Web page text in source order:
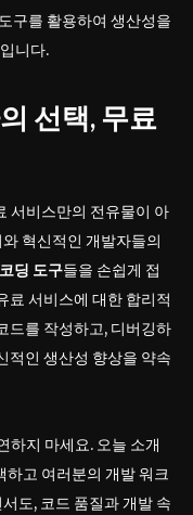
구를 활용하여 생산성을
니다.
선택, 무료
서비스만의 전유물이 아
혁신적인 개발자들의
딩 도구들을 손쉽게 접
료 서비스에 대한 합리적
드를 작성하고, 디버깅하
적인 생산성 향상을 약속
하지 마세요. 오늘 소개
하고 여러분의 개발 워크
도, 코드 품질과 개발 속